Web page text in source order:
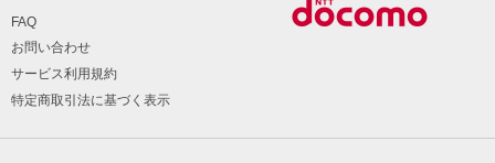
FAQ
お問い合わせ
サービス利用規約
特定商取引法に基づく表示